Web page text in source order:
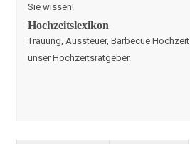
Sie wissen!
Hochzeitslexikon
Trauung Aussteuer,Barbecue Hochzeit
unser Hochzeitsratgeber.